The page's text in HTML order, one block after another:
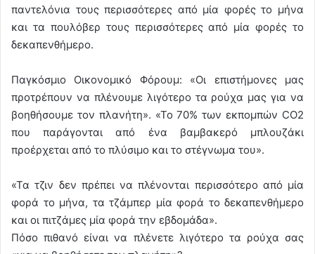
παντελόνια τους περισσότερες από μία φορές το μήνα
και τα πουλόβερ τους περισσότερες από μία φορές το
δεκαπενθήμερο.
Παγκόσμιο Οικονομικό Φόρουμ: «Οι επιστήμονες μας
προτρέπουν να πλένουμε λιγότερο τα ρούχα μας για να
βοηθήσουμε τον πλανήτη». «Το 70% των εκπομπών CO2
που παράγονται από ένα βαμβακερό μπλουζάκι
προέρχεται από το πλύσιμο και το στέγνωμα του».
«Τα τζιν δεν πρέπει να πλένονται περισσότερο από μία
φορά το μήνα, τα τζάμπερ μία φορά το δεκαπενθήμερο
και οι πιτζάμες μία φορά την εβδομάδα».
Πόσο πιθανό είναι να πλένετε λιγότερο τα ρούχα σας